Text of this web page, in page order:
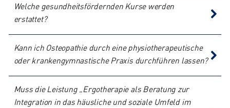
Welche gesundheitsfördernden Kurse werden
erstattet?
Kann ich Osteopathie durch eine physiotherapeutische
oder krankengymnastische Praxis durchführen lassen?
Muss die Leistung „Ergotherapie als Beratung zur
Integration in das häusliche und soziale Umfeld im